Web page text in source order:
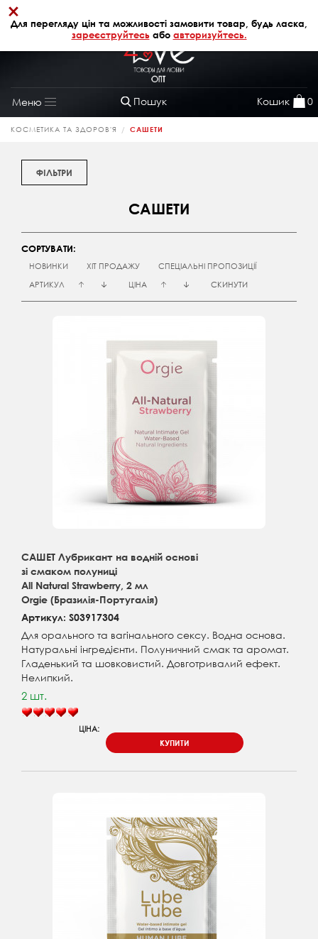
Для перегляду цін та можливості замовити товар, будь ласка,
зареєструйтесьабо авторизуйтесь.
×
Пошук Кошик 0
Меню
Toggle
navigation
КОСМЕТИКА ТА ЗДОРОВ'Я САШЕТИ
ФІЛЬТРИ
САШЕТИ
СОРТУВАТИ:
НОВИНКИ
ХІТ ПРОДАЖУ
СПЕЦІАЛЬНІ ПРОПОЗИЦІЇ
АРТИКУЛ
ЦІНА СКИНУТИ
САШЕТ Лубрикант на водній основі
зі смаком полуниці
All Natural Strawberry, 2 мл
Orgie (Бразилія-Португалія)
Артикул: S03917304
Для орального та вагінального сексу. Водна основа.
Натуральні інгредієнти. Полуничний смак та аромат.
Гладенький та шовковистий. Довготривалий ефект.
Нелипкий.
2 шт.
ЦІНА:
КУПИТИ